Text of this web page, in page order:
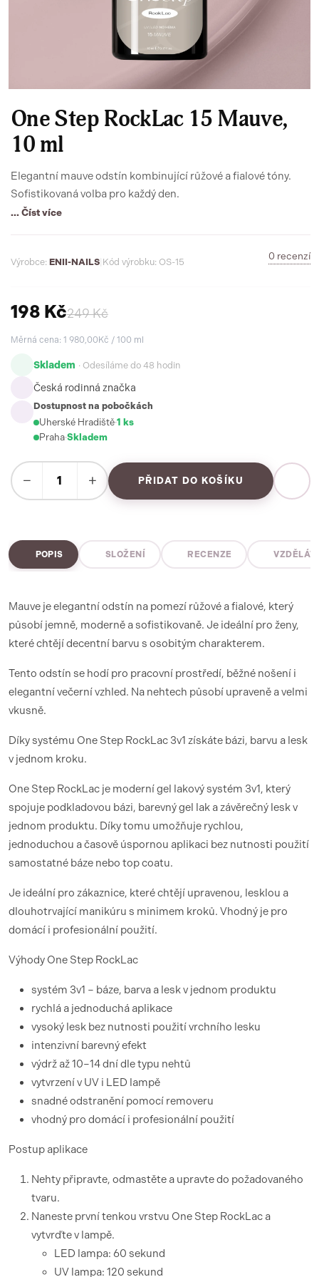
One Step RockLac 15 Mauve,
10 ml
Elegantní mauve odstín kombinující růžové a fialové tóny.
Sofistikovaná volba pro každý den.
... Číst více
Výrobce: ENII-NAILS Kód výrobku: OS-15
0 recenzí
198 Kč249 Kč
Měrná cena: 1 980,00Kč / 100 ml
Skladem · Odesíláme do 48 hodin
Česká rodinná značka
Dostupnost na pobočkách
Uherské Hradiště·1 ks
Praha·Skladem
− + PŘIDAT DO KOŠÍKU
POPIS SLOŽENÍ RECENZE
Mauve je elegantní odstín na pomezí růžové a fialové, který
působí jemně, moderně a sofistikovaně. Je ideální pro ženy,
které chtějí decentní barvu s osobitým charakterem.
Tento odstín se hodí pro pracovní prostředí, běžné nošení i
elegantní večerní vzhled. Na nehtech působí upraveně a velmi
vkusně.
Díky systému One Step RockLac 3v1 získáte bázi, barvu a lesk
v jednom kroku.
One Step RockLac je moderní gel lakový systém 3v1, který
spojuje podkladovou bázi, barevný gel lak a závěrečný lesk v
jednom produktu. Díky tomu umožňuje rychlou,
jednoduchou a časově úspornou aplikaci bez nutnosti použití
samostatné báze nebo top coatu.
Je ideální pro zákaznice, které chtějí upravenou, lesklou a
dlouhotrvající manikúru s minimem kroků. Vhodný je pro
domácí i profesionální použití.
Výhody One Step RockLac
systém 3v1 – báze, barva a lesk v jednom produktu
rychlá a jednoduchá aplikace
vysoký lesk bez nutnosti použití vrchního lesku
intenzivní barevný efekt
výdrž až 10–14 dní dle typu nehtů
vytvrzení v UV i LED lampě
snadné odstranění pomocí removeru
vhodný pro domácí i profesionální použití
Postup aplikace
Nehty připravte, odmastěte a upravte do požadovaného
tvaru.
Naneste první tenkou vrstvu One Step RockLac a
vytvrďte v lampě.
LED lampa: 60 sekund
UV lampa: 120 sekund